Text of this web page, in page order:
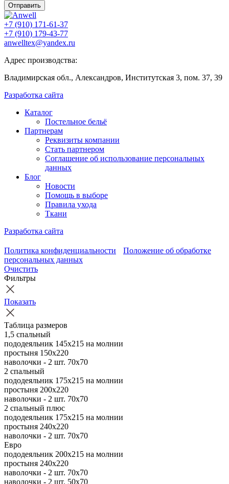
Отправить
+7 (910) 171-61-37
+7 (910) 179-43-77
anwelltex@yandex.ru
Адрес производства:
Владимирская обл., Александров, Институтская 3, пом. 37, 39
Разработка сайта
Каталог
Постельное бельё
Партнерам
Реквизиты компании
Стать партнером
Соглашение об использование персональных
данных
Блог
Новости
Помощь в выборе
Правила ухода
Ткани
Разработка сайта
Политика конфиденциальности
Положение об обработке
персональных данных
Очистить
Фильтры
Показать
Таблица размеров
1,5 спальный
пододеяльник 145х215 на молнии
простыня 150х220
наволочки - 2 шт. 70х70
2 спальный
пододеяльник 175х215 на молнии
простыня 200х220
наволочки - 2 шт. 70х70
2 спальный плюс
пододеяльник 175х215 на молнии
простыня 240х220
наволочки - 2 шт. 70х70
Евро
пододеяльник 200х215 на молнии
простыня 240х220
наволочки - 2 шт. 70х70
наволочки - 2 шт. 50х70